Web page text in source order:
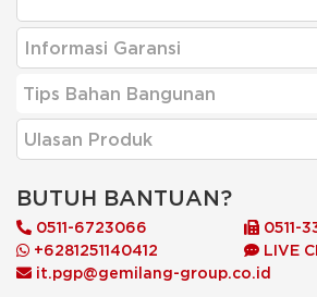
Informasi Garansi
Tips Bahan Bangunan
Ulasan Produk
BUTUH BANTUAN?
0511-6723066
0511-
+6281251140412
LIVE
it.pgp@gemilang-group.co.id